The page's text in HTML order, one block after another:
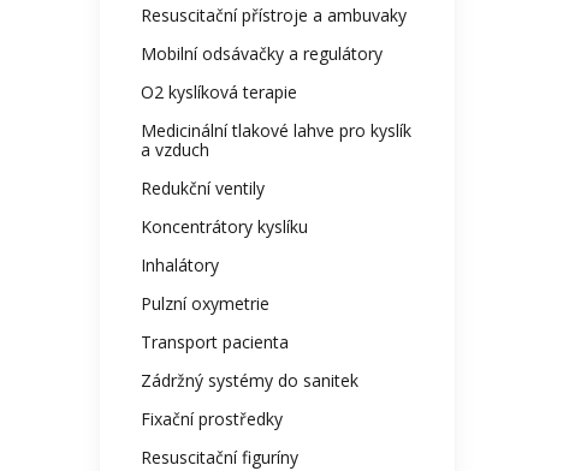
Resuscitační přístroje a ambuvaky
Mobilní odsávačky a regulátory
O2 kyslíková terapie
Medicinální tlakové lahve pro kyslík
a vzduch
Redukční ventily
Koncentrátory kyslíku
Inhalátory
Pulzní oxymetrie
Transport pacienta
Zádržný systémy do sanitek
Fixační prostředky
Resuscitační figuríny